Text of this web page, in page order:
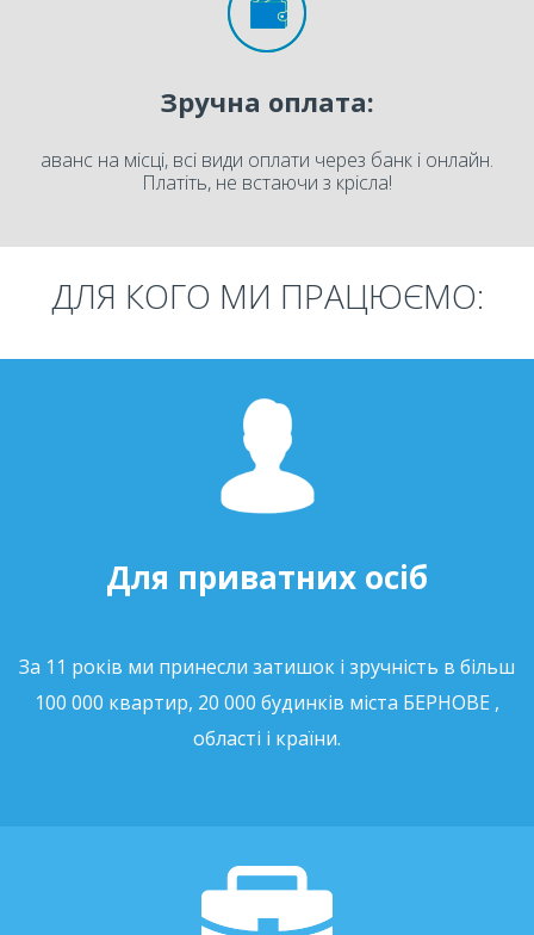
Зручна оплата:
аванс на місці, всі види оплати через банк і онлайн.
Платіть, не встаючи з крісла!
ДЛЯ КОГО МИ ПРАЦЮЄМО:
Для приватних осіб
За 11 років ми принесли затишок і зручність в більш
100 000 квартир, 20 000 будинків міста БЕРНОВЕ ,
області і країни.